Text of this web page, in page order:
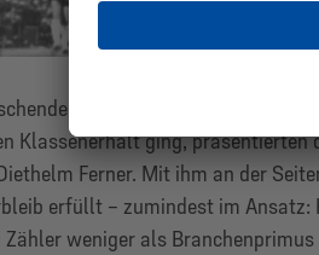
Vorsaison, in der es statt
Klassenerhalt ging, präsentierten
Ferner. Mit ihm an der
erfüllt – zumindest im Ansatz:
weniger als